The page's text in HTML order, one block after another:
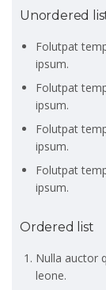
Unordered
Folutpat
ipsum.
Folutpat
ipsum.
Folutpat
ipsum.
Folutpat
ipsum.
Ordered list
Nulla auctor
leone.